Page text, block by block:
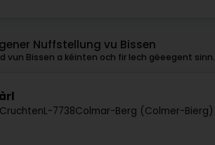
Nuffstellung vu Bissen
vun Bissen a kéinten och fir Iech gëeegent sinn.
L-7738Colmar-Berg (Colmer-Bierg)